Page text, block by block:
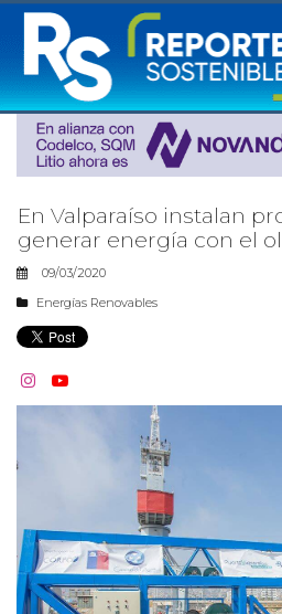
En Valparaíso instalan
generar energía con el
09/03/2020
Energías Renovables
 